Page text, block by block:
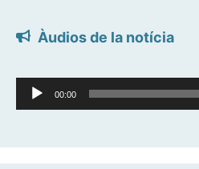
Àudios de la notícia
Reproductor
d'àudio
00:00